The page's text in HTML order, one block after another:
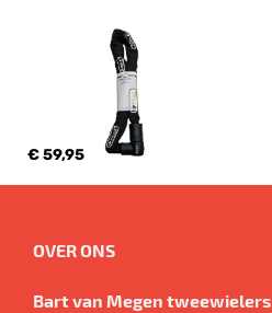
€ 59,95
OVER ONS
Bart van Megen tweewielers